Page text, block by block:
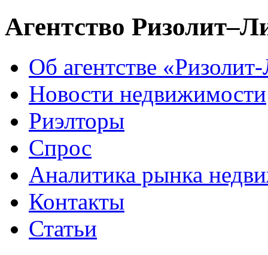
Агентство
Об агентстве
Новости недвижимости
Риэлторы
Спрос
Аналитика рынка
Контакты
Статьи